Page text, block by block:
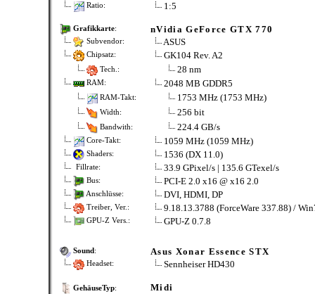
Ratio: 1:5
Grafikkarte: nVidia GeForce GTX 770
Subvendor: ASUS
Chipsatz: GK104 Rev. A2
Tech.: 28 nm
RAM: 2048 MB GDDR5
RAM-Takt: 1753 MHz (1753 MHz)
Width: 256 bit
Bandwith: 224.4 GB/s
Core-Takt: 1059 MHz (1059 MHz)
Shaders: 1536 (DX 11.0)
Fillrate: 33.9 GPixel/s | 135.6 GTexel/s
Bus: PCI-E 2.0 x16 @ x16 2.0
Anschlüsse: DVI, HDMI, DP
Treiber, Ver.: 9.18.13.3788 (ForceWare 337.88) /
GPU-Z Vers.: GPU-Z 0.7.8
Sound: Asus Xonar Essence STX
Headset: Sennheiser HD430
GehäuseTyp: Midi